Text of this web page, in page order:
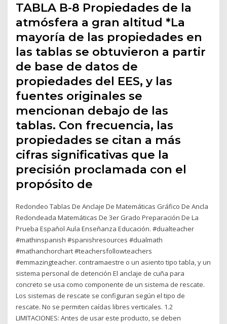
TABLA B-8 Propiedades de la
atmósfera a gran altitud *La
mayoría de las propiedades en
las tablas se obtuvieron a partir
de base de datos de
propiedades del EES, y las
fuentes originales se
mencionan debajo de las
tablas. Con frecuencia, las
propiedades se citan a más
cifras significativas que la
precisión proclamada con el
propósito de
Redondeo Tablas De Anclaje De Matemáticas Gráfico De Ancla
Redondeada Matemáticas De 3er Grado Preparación De La
Prueba Español Aula Enseñanza Educación. #dualteacher
#mathinspanish #spanishresources #dualmath
#mathanchorchart #teachersfollowteachers
#emmazingteacher. contramaestre o un asiento tipo tabla, y un
sistema personal de detención El anclaje de cuña para
concreto se usa como componente de un sistema de rescate.
Los sistemas de rescate se configuran según el tipo de
rescate. No se permiten caídas libres verticales. 1.2
LIMITACIONES: Antes de usar este producto, se deben